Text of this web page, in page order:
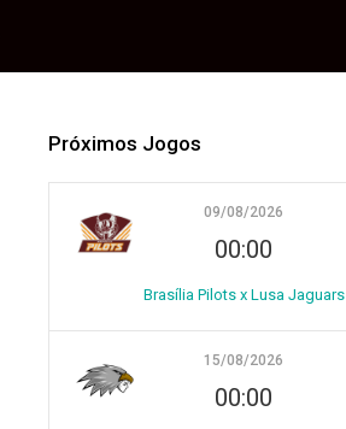
Próximos Jogos
09/08/2026
00:00
Brasília Pilots x Lusa Jaguars
15/08/2026
00:00